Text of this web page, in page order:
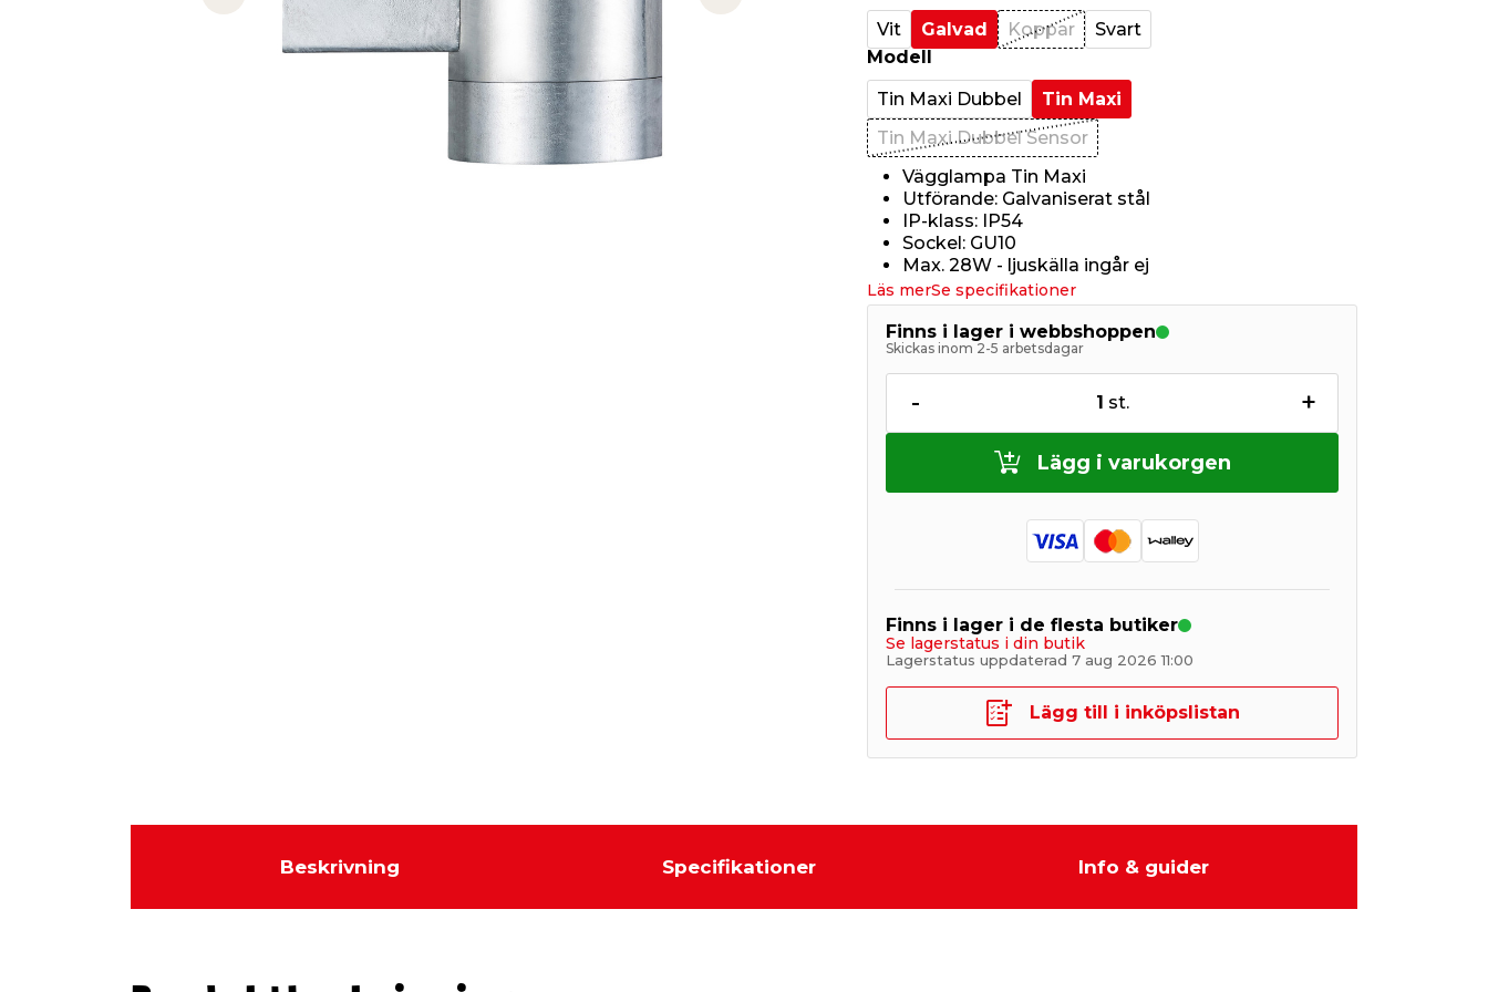
Previous slide Next slide
Vit
Galvad Koppar
Svart
Modell
Tin Maxi Dubbel
Tin Maxi
Tin Maxi Dubbel Sensor
Vägglampa Tin Maxi
Utförande: Galvaniserat stål
IP-klass: IP54
Sockel: GU10
Max. 28W - ljuskälla ingår ej
Läs merSe specifikationer
Finns i lager i webbshoppen
Skickas inom 2-5 arbetsdagar
- 1 st. +
Lägg i varukorgen
Finns i lager i de flesta butiker
Se lagerstatus i din butik
Lagerstatus uppdaterad 7 aug 2026 11:00
Lägg till i inköpslistan
Beskrivning Specifikationer Info & guider